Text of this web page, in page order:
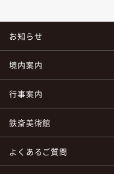
お知らせ
境内案内
行事案内
鉄斎美術館
よくあるご質問